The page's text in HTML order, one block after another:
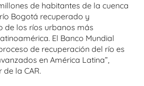
de habitantes de la cuenca
Bogotá recuperado y
de los ríos urbanos más
El Banco Mundial
de recuperación del río es
en América Latina”,
la CAR.